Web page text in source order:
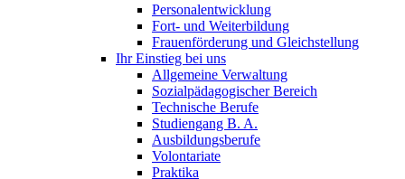
Personalentwicklung
Fort- und Weiterbildung
Frauenförderung und Gleichstellung
Ihr Einstieg bei uns
Allgemeine Verwaltung
Sozialpädagogischer Bereich
Technische Berufe
Studiengang B. A.
Ausbildungsberufe
Volontariate
Praktika